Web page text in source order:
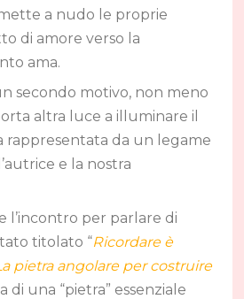
a nudo le proprie
di amore verso la
ama.
secondo motivo, non meno
altra luce a illuminare il
rappresentata da un legame
e la nostra
l’incontro per parlare di
titolato “Ricordare è
pietra angolare per costruire
di una “pietra” essenziale